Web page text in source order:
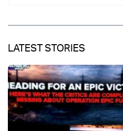
LATEST STORIES